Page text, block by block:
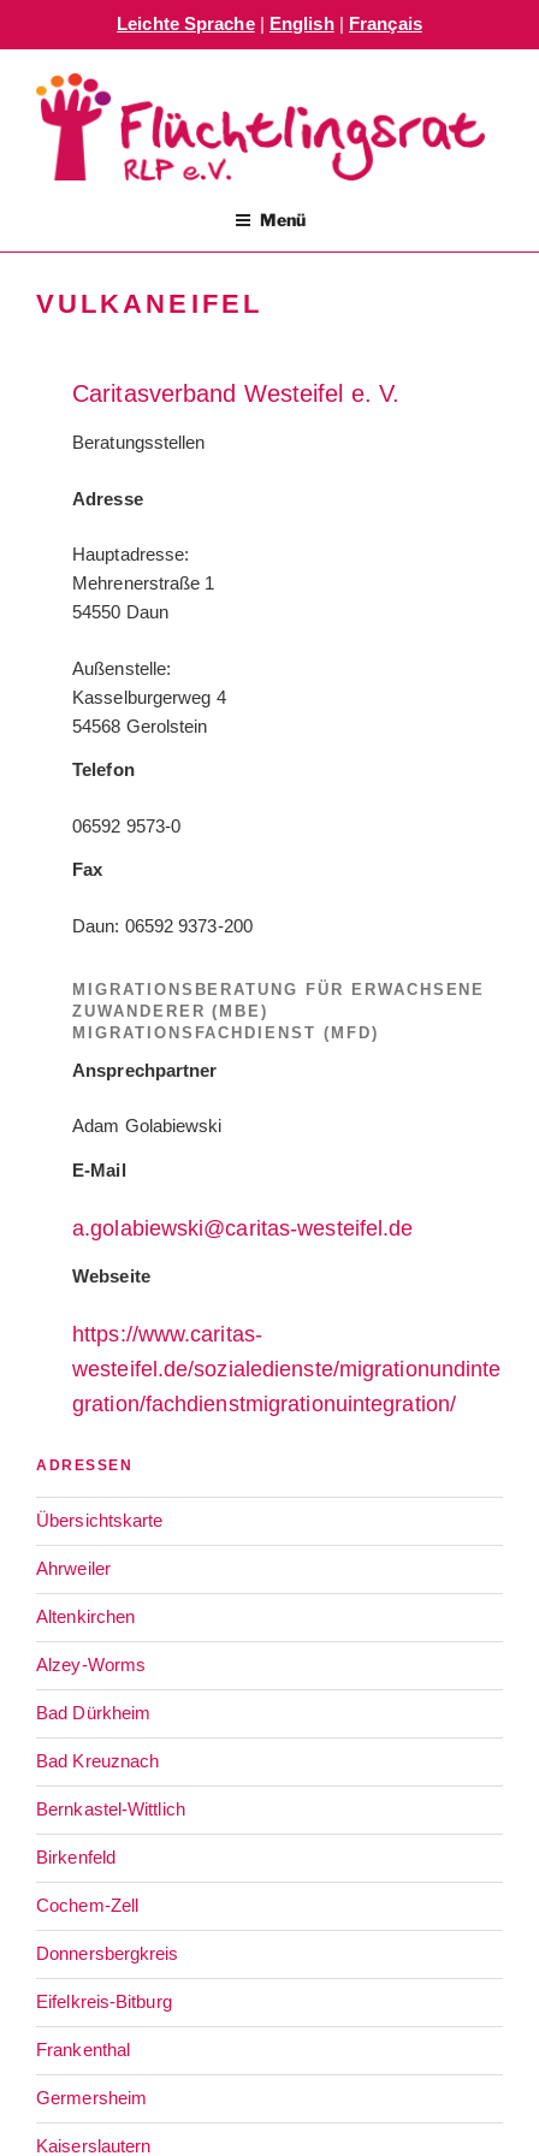
Leichte Sprache| English| Français
Inhalt
springen
FLÜCHTLINGSRAT RLP E.V.
Menü
VULKANEIFEL
Caritasverband Westeifel e. V.
Beratungsstellen
Adresse
Hauptadresse:
Mehrenerstraße 1
54550 Daun
Außenstelle:
Kasselburgerweg 4
54568 Gerolstein
Telefon
06592 9573-0
Fax
Daun: 06592 9373-200
MIGRATIONSBERATUNG FÜR ERWACHSENE
ZUWANDERER (MBE)
MIGRATIONSFACHDIENST (MFD)
Ansprechpartner
Adam Golabiewski
E-Mail
a.golabiewski@caritas-westeifel.de
Webseite
https://www.caritas-
westeifel.de/sozialedienste/migrationundinte
gration/fachdienstmigrationuintegration/
ADRESSEN
Übersichtskarte
Ahrweiler
Altenkirchen
Alzey-Worms
Bad Dürkheim
Bad Kreuznach
Bernkastel-Wittlich
Birkenfeld
Cochem-Zell
Donnersbergkreis
Eifelkreis-Bitburg
Frankenthal
Germersheim
Kaiserslautern